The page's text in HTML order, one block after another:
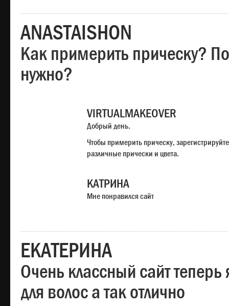
ANASTAISHON
Как примерить прическу?
нужно?
VIRTUALMAKEOVER
Добрый день.
Чтобы примерить прическу,
различные прически и цвета.
КАТРИНА
Мне понравился сайт
ЕКАТЕРИНА
Очень классный сайт теперь
для волос а так отлично